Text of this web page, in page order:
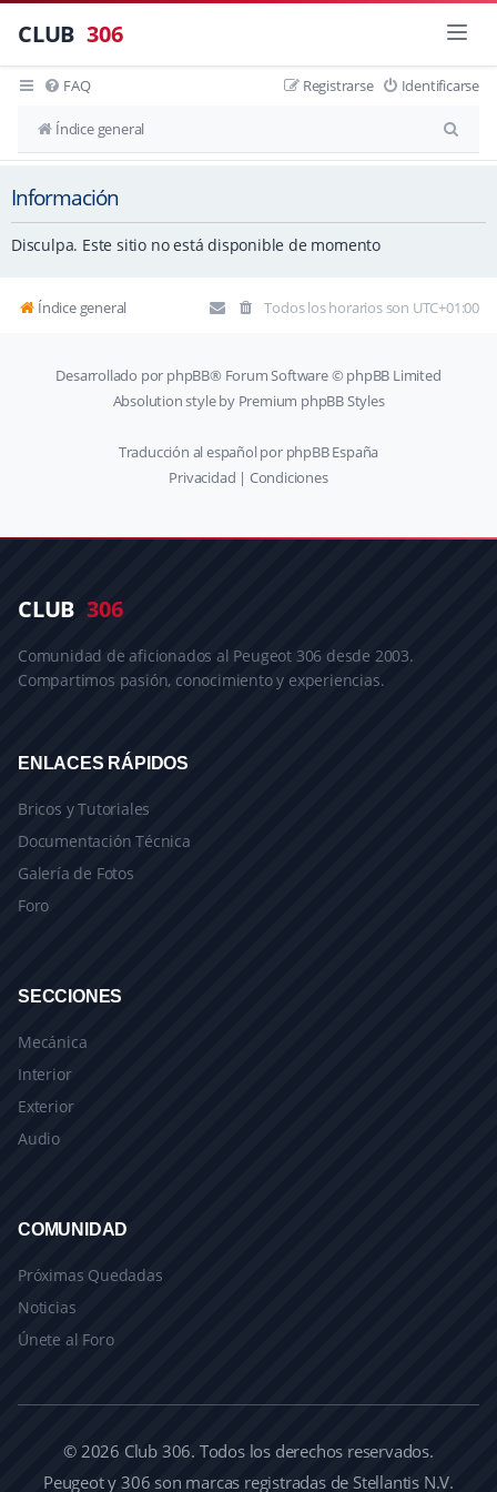
CLUB 306
FAQ Identificarse
Registrarse
Índice general
u
c
Información
Disculpa. Este sitio no está disponible de momento
Índice general Todos los horarios son UTC+01:00
Desarrollado por phpBB® Forum Software © phpBB Limited
Absolution style by Premium phpBB Styles
Traducción al español por phpBB España
Privacidad | Condiciones
CLUB 306
Comunidad de aficionados al Peugeot 306 desde 2003.
Compartimos pasión, conocimiento y experiencias.
ENLACES RÁPIDOS
Bricos y Tutoriales
Documentación Técnica
Galería de Fotos
Foro
SECCIONES
Mecánica
Interior
Exterior
Audio
COMUNIDAD
Próximas Quedadas
Noticias
Únete al Foro
© 2026 Club 306. Todos los derechos reservados.
Peugeot y 306 son marcas registradas de Stellantis N.V.